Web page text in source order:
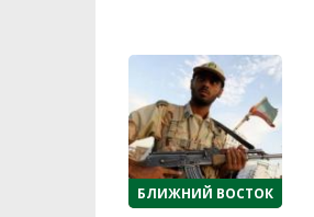
БЛИЖНИЙ ВОСТОК